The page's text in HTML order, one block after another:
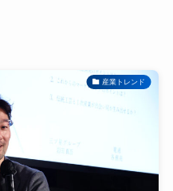
産業トレンド